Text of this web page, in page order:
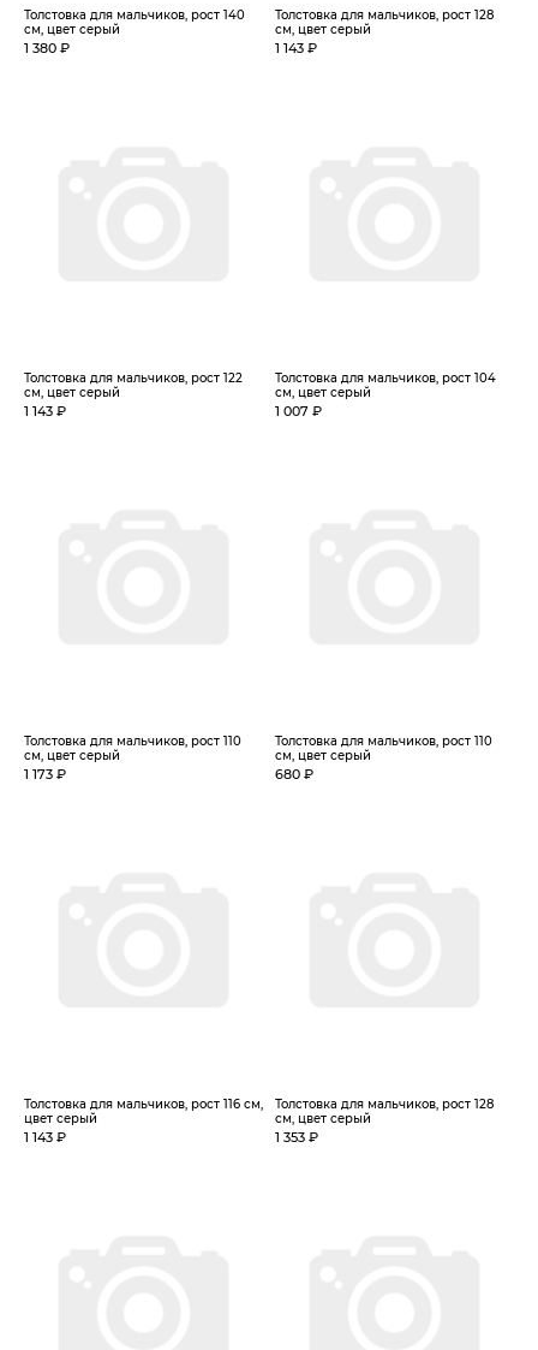
Толстовка для мальчиков, рост 140
см, цвет серый
1 380 ₽
Толстовка для мальчиков, рост 128
см, цвет серый
1 143 ₽
Толстовка для мальчиков, рост 122
см, цвет серый
1 143 ₽
Толстовка для мальчиков, рост 104
см, цвет серый
1 007 ₽
Толстовка для мальчиков, рост 110
см, цвет серый
1 173 ₽
Толстовка для мальчиков, рост 110
см, цвет серый
680 ₽
Толстовка для мальчиков, рост 116 см,
цвет серый
1 143 ₽
Толстовка для мальчиков, рост 128
см, цвет серый
1 353 ₽